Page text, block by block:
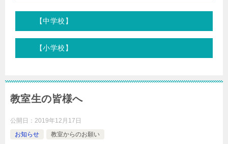
【中学校】
【小学校】
教室生の皆様へ
公開日： 2019年12月17日
お知らせ
教室からのお願い